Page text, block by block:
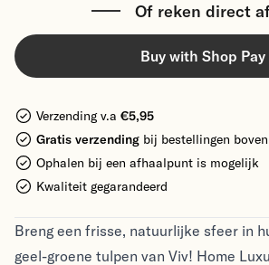
Of reken direct
Buy with Shop Pay
Verzending v.a €5,95
Gratis verzending bij bestellingen
Ophalen bij een afhaalpunt is mogelijk
Kwaliteit gegarandeerd
Breng een frisse, natuurlijke sfeer in
geel-groene tulpen van Viv! Home